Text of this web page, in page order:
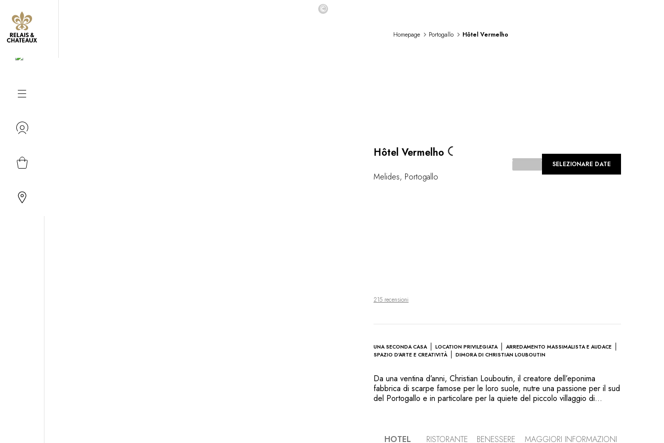
©
Homepage Portogallo Hôtel Vermelho
Hôtel Vermelho Loading...
Melides, Portogallo
SELEZIONARE DATE
215 recensioni
UNA SECONDA CASA LOCATION PRIVILEGIATA
ARREDAMENTO MASSIMALISTA E AUDACE
SPAZIO D’ARTE E CREATIVITÀ
DIMORA DI CHRISTIAN LOUBOUTIN
Da una ventina d’anni, Christian Louboutin, il creatore dell’eponima
fabbrica di scarpe famose per le loro suole, nutre una passione per il sud
del Portogallo e in particolare per la quiete del piccolo villaggio di
volute in ceramica disegnate dallo scultore Giuseppe Ducrot.
HOTEL RISTORANTE BENESSERE MAGGIORI INFORMAZIONI